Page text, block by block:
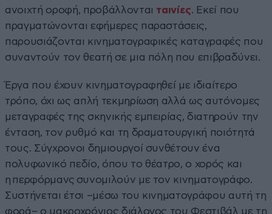
ανοιχτή οροφή, προβάλλονται ταινίες. Εκεί που
πραγματώνονται εφήμερες παραστάσεις,
παρουσιάζονται κινηματογραφικές καταγραφές που
συναντούν τον θεατή σε μια πόλη που επιβραδύνει.
Έργα που έχουν κινηματογραφηθεί με ιδιαίτερο
τρόπο, όχι ως απλή τεκμηρίωση αλλά ως αυτόνομες
μεταγραφές της σκηνικής εμπειρίας, διατηρούν την
ένταση, τον ρυθμό και τη δραματουργική ποιότητά
τους. Σύγχρονοι δημιουργοί συνθέτουν ένα
πολυφωνικό πεδίο, όπου το θέατρο, ο χορός και
η περφόρμανς συνομιλούν με τον κινηματογράφο.
Συστήνεται έτσι –μέσω του κινηματογράφου αυτή τη
φορά– ο μακροχρόνιος διάλογος του Φεστιβάλ με τη